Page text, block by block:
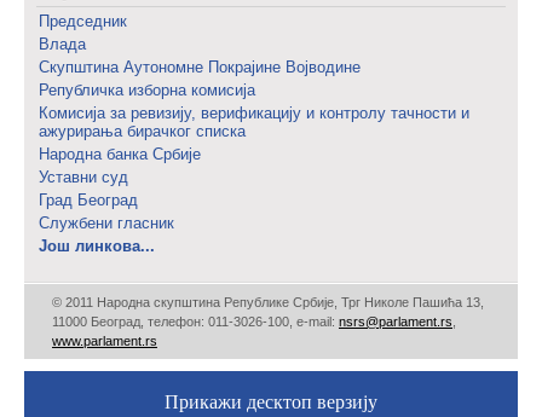
Председник
Влада
Скупштина Аутономне Покрајине Војводине
Републичка изборна комисија
Комисија за ревизију, верификацију и контролу тачности и
ажурирања бирачког списка
Народна банка Србије
Уставни суд
Град Београд
Службени гласник
Још линкова...
© 2011 Народна скупштина Републике Србије, Трг Николе Пашића 13,
11000 Београд, телефон: 011-3026-100, е-mail: nsrs@parlament.rs
www.parlament.rs
Прикажи десктоп верзију